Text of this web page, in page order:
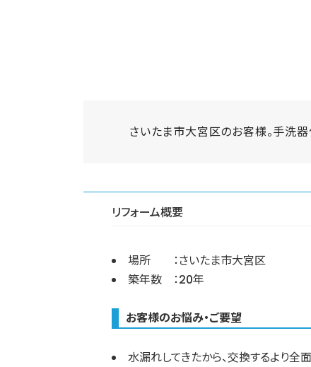
さいたま市大宮区のお客様。手洗器
リフォーム概要
場所 ：さいたま市大宮区
築年数 ：20年
お客様のお悩み・ご要望
水漏れしてきたから、交換するより全